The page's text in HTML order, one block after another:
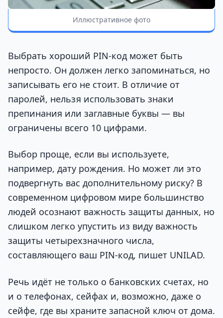
Иллюстративное фото
Выбрать хороший PIN-код может быть
непросто. Он должен легко запоминаться, но
записывать его не стоит. В отличие от
паролей, нельзя использовать знаки
препинания или заглавные буквы — вы
ограничены всего 10 цифрами.
Выбор проще, если вы используете,
например, дату рождения. Но может ли это
подвергнуть вас дополнительному риску? В
современном цифровом мире большинство
людей осознают важность защиты данных, но
слишком легко упустить из виду важность
защиты четырехзначного числа,
составляющего ваш PIN-код, пишет UNILAD.
Речь идёт не только о банковских счетах, но
и о телефонах, сейфах и, возможно, даже о
сейфе, где вы храните запасной ключ от дома.